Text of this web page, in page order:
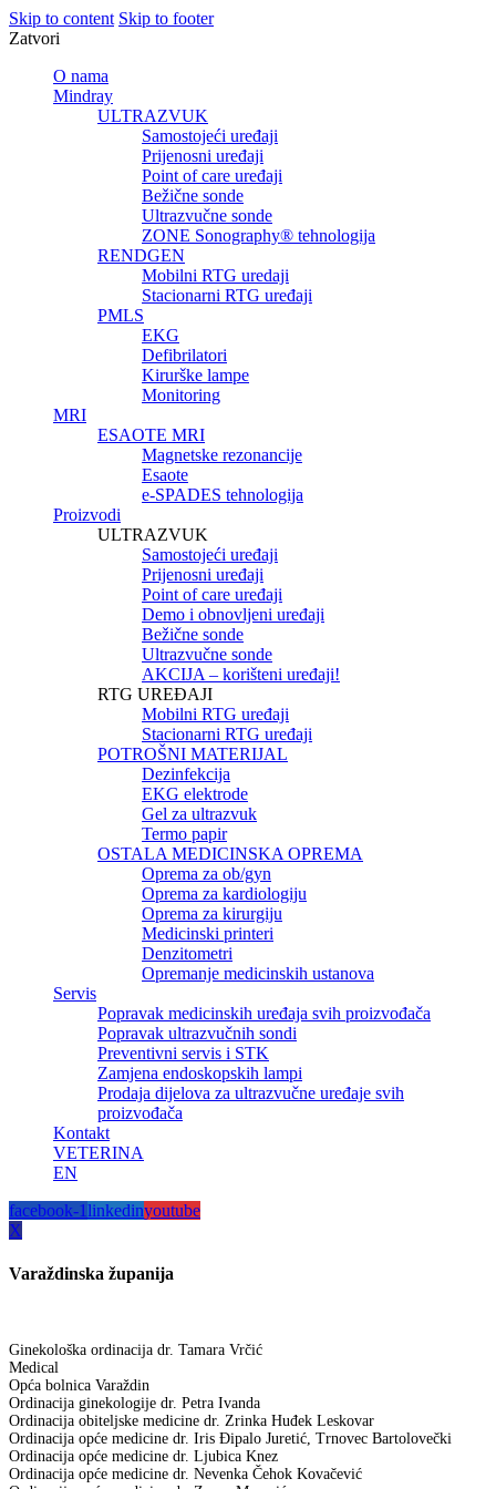
Skip to content Skip to footer
Zatvori
O nama
Mindray
ULTRAZVUK
Samostojeći uređaji
Prijenosni uređaji
Point of care uređaji
Bežične sonde
Ultrazvučne sonde
ZONE Sonography® tehnologija
RENDGEN
Mobilni RTG uredaji
Stacionarni RTG uređaji
PMLS
EKG
Defibrilatori
Kirurške lampe
Monitoring
MRI
ESAOTE MRI
Magnetske rezonancije
Esaote
e-SPADES tehnologija
Proizvodi
ULTRAZVUK
Samostojeći uređaji
Prijenosni uređaji
Point of care uređaji
Demo i obnovljeni uređaji
Bežične sonde
Ultrazvučne sonde
AKCIJA – korišteni uređaji!
RTG UREĐAJI
Mobilni RTG uređaji
Stacionarni RTG uređaji
POTROŠNI MATERIJAL
Dezinfekcija
EKG elektrode
Gel za ultrazvuk
Termo papir
OSTALA MEDICINSKA OPREMA
Oprema za ob/gyn
Oprema za kardiologiju
Oprema za kirurgiju
Medicinski printeri
Denzitometri
Opremanje medicinskih ustanova
Servis
Popravak medicinskih uređaja svih proizvođača
Popravak ultrazvučnih sondi
Preventivni servis i STK
Zamjena endoskopskih lampi
Prodaja dijelova za ultrazvučne uređaje svih
proizvođača
Kontakt
VETERINA
EN
facebook-1linkedinyoutube
X
Varaždinska županija
Ginekološka ordinacija dr. Tamara Vrčić
Medical
Opća bolnica Varaždin
Ordinacija ginekologije dr. Petra Ivanda
Ordinacija obiteljske medicine dr. Zrinka Huđek Leskovar
Ordinacija opće medicine dr. Iris Đipalo Juretić, Trnovec Bartolovečki
Ordinacija opće medicine dr. Ljubica Knez
Ordinacija opće medicine dr. Nevenka Čehok Kovačević